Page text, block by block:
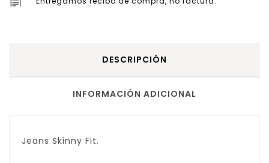
DESCRIPCIÓN
INFORMACIÓN ADICIONAL
Jeans Skinny Fit.